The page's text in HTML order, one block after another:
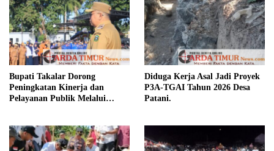
Bupati Takalar Dorong
Peningkatan Kinerja dan
Pelayanan Publik Melalui
Diduga Kerja Asal Jadi Proyek
P3A-TGAI Tahun 2026 Desa
Patani.